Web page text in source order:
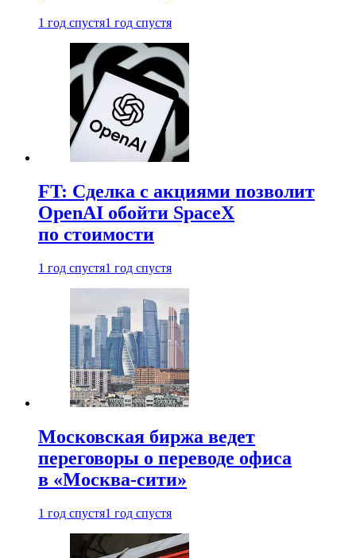
1 год спустя1 год спустя
FT: Сделка с акциями позволит
OpenAI обойти SpaceX
по стоимости
1 год спустя1 год спустя
Московская биржа ведет
переговоры о переводе офиса
в «Москва-сити»
1 год спустя1 год спустя